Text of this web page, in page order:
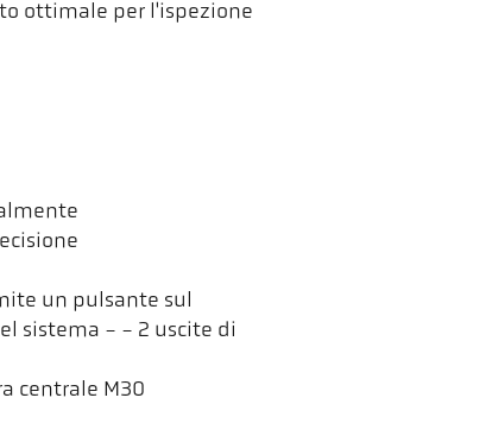
ottimale per l'ispezione
un pulsante sul
sistema - - 2 uscite di
centrale M30